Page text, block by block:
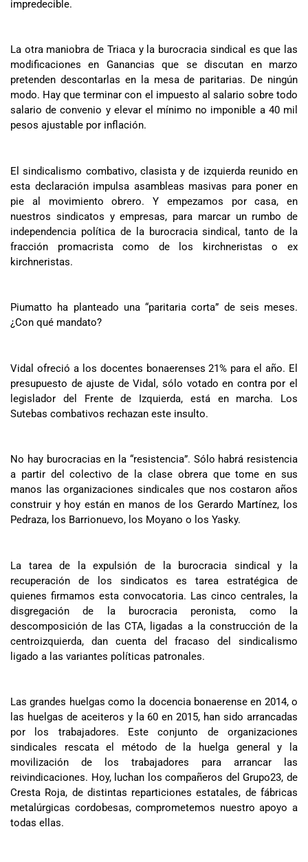
impredecible.
La otra maniobra de Triaca y la burocracia sindical es que las
modificaciones en Ganancias que se discutan en marzo
pretenden descontarlas en la mesa de paritarias. De ningún
modo. Hay que terminar con el impuesto al salario sobre todo
salario de convenio y elevar el mínimo no imponible a 40 mil
pesos ajustable por inflación.
El sindicalismo combativo, clasista y de izquierda reunido en
esta declaración impulsa asambleas masivas para poner en
pie al movimiento obrero. Y empezamos por casa, en
nuestros sindicatos y empresas, para marcar un rumbo de
independencia política de la burocracia sindical, tanto de la
fracción promacrista como de los kirchneristas o ex
kirchneristas.
Piumatto ha planteado una “paritaria corta” de seis meses.
¿Con qué mandato?
Vidal ofreció a los docentes bonaerenses 21% para el año. El
presupuesto de ajuste de Vidal, sólo votado en contra por el
legislador del Frente de Izquierda, está en marcha. Los
Sutebas combativos rechazan este insulto.
No hay burocracias en la “resistencia”. Sólo habrá resistencia
a partir del colectivo de la clase obrera que tome en sus
manos las organizaciones sindicales que nos costaron años
construir y hoy están en manos de los Gerardo Martínez, los
Pedraza, los Barrionuevo, los Moyano o los Yasky.
La tarea de la expulsión de la burocracia sindical y la
recuperación de los sindicatos es tarea estratégica de
quienes firmamos esta convocatoria. Las cinco centrales, la
disgregación de la burocracia peronista, como la
descomposición de las CTA, ligadas a la construcción de la
centroizquierda, dan cuenta del fracaso del sindicalismo
ligado a las variantes políticas patronales.
Las grandes huelgas como la docencia bonaerense en 2014, o
las huelgas de aceiteros y la 60 en 2015, han sido arrancadas
por los trabajadores. Este conjunto de organizaciones
sindicales rescata el método de la huelga general y la
movilización de los trabajadores para arrancar las
reivindicaciones. Hoy, luchan los compañeros del Grupo23, de
Cresta Roja, de distintas reparticiones estatales, de fábricas
metalúrgicas cordobesas, comprometemos nuestro apoyo a
todas ellas.